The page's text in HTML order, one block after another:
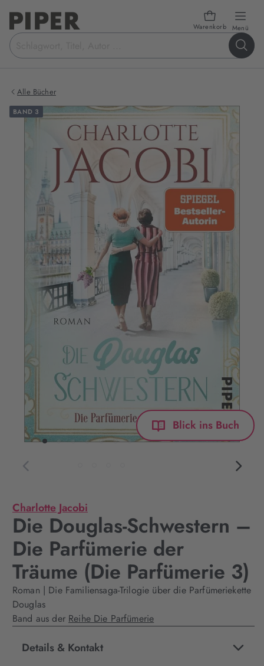
Warenkorb Menü
Suchbegriff
eingeben
Alle Bücher
BAND 3
Blick ins Buch
Produktbilder
Charlotte Jacobi
Die Douglas-Schwestern –
Die Parfümerie der
Träume (Die Parfümerie 3)
Roman | Die Familiensaga-Trilogie über die Parfümeriekette
Douglas
Band aus der Reihe Die Parfümerie
Details & Kontakt